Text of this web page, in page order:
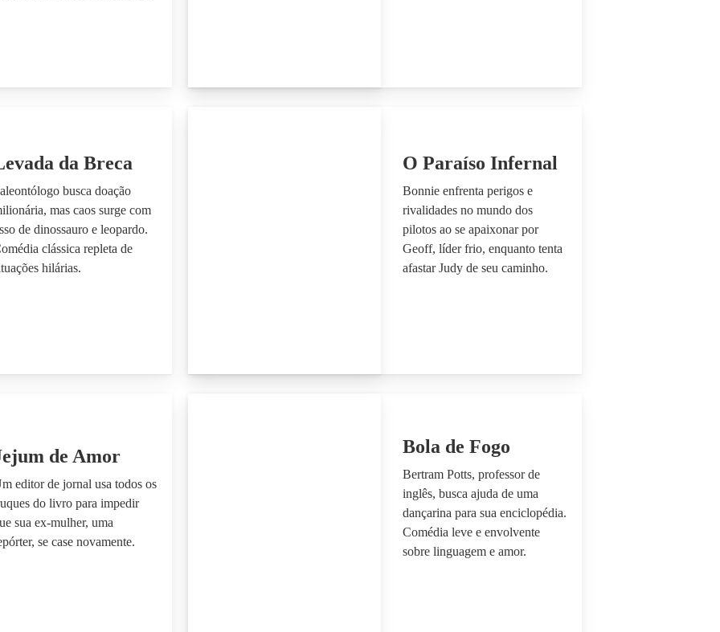
da Breca
busca doação
mas caos surge com
de dinossauro e leopardo.
clássica repleta de
hilárias.
O Paraíso Infernal
Bonnie enfrenta perigos e
rivalidades no mundo dos
pilotos ao se apaixonar por
Geoff, líder frio, enquanto tenta
afastar Judy de seu caminho.
de Amor
editor de jornal usa todos os
do livro para impedir
sua ex-mulher, uma
se case novamente.
Bola de Fogo
Bertram Potts, professor de
inglês, busca ajuda de uma
dançarina para sua enciclopédia.
Comédia leve e envolvente
sobre linguagem e amor.